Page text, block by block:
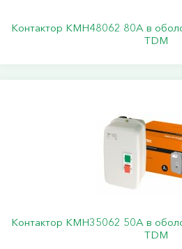
Контактор КМН48062 80А в
TDM
Контактор КМН35062 50А в
TDM